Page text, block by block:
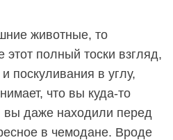
животные, то
полный тоски взгляд,
поскуливания в углу,
что вы куда-то
вы даже находили перед
в чемодане. Вроде